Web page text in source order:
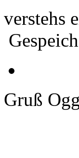
verstehs
Gruß